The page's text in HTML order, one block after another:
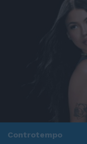
Controtempo